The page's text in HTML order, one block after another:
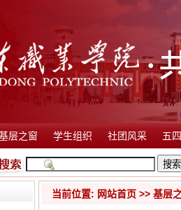
层之窗 学生组织 社团风采 五
当前位置: 网站首页 >> 基层